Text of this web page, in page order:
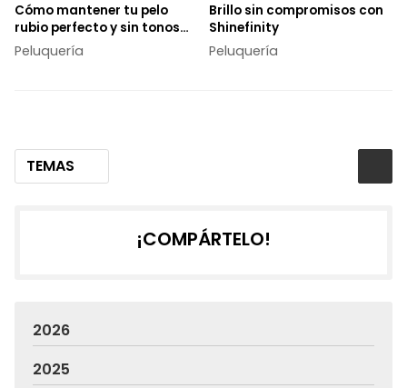
TEMAS
Cómo mantener tu pelo
rubio perfecto y sin tonos
anaranjados
Peluquería
Brillo sin compromisos con
Shinefinity
Peluquería
¡COMPÁRTELO!
2026
2025